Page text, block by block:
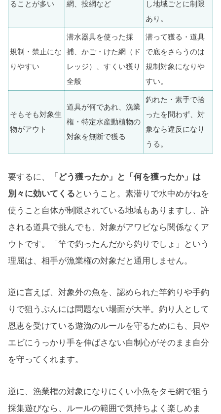
ることが多い
網、投網など
し地域ごとに制限
あり。
規制・禁止にな
りやすい
潜水器具を使った採
捕、かご・けた網（ド
レッジ）、すくい獲り
全般
潜って獲る・道具
で底をさらうのは
規制対象になりや
すい。
そもそも対象生
物がアウト
道具が何であれ、漁業
権・特定水産動植物の
対象を無断で獲る
釣れた・素手で拾
ったを問わず、対
象なら違反になり
うる。
要するに、
「どう獲ったか」と「何を獲ったか」は
別々に効いてくる ということ。素潜りで水中めがねを
使うこと自体が制限されている地域もありますし、許
される道具で挑んでも、対象がアワビなら関係なくア
ウトです。「竿で釣ったんだから釣りでしょ」という
理屈は、相手が漁業権の対象だと通用しません。
逆に言えば、対象外の魚を、認められた竿釣りや手釣
りで狙うぶんには問題ない場面が大半。釣り人として
恩恵を受けている遊漁のルールを守るためにも、貝や
エビにうっかり手を伸ばさない自制心がそのまま自分
を守ってくれます。
逆に、漁業権の対象になりにくい小魚をタモ網で狙う
採集遊びなら、ルールの範囲で気持ちよく楽しめま